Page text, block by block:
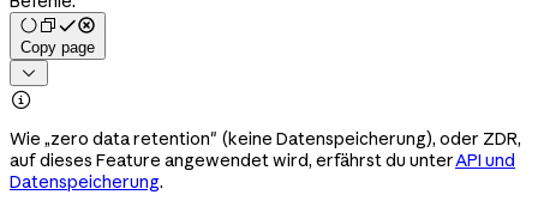
Copy page


Wie „zero data retention" (keine Datenspeicherung), oder ZDR,
auf dieses Feature angewendet wird, erfährst du unterAPI und
Datenspeicherung.